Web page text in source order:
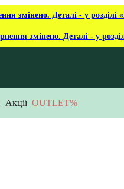
змінено. Деталі - у розділі
змінено. Деталі - у
Акції OUTLET%